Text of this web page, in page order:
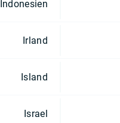
Indonesien
Irland
Island
Israel